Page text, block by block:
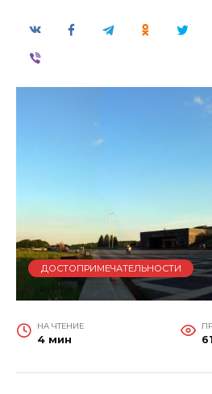
ДОСТОПРИМЕЧАТЕЛЬНОСТИ
НА ЧТЕНИЕ
4 мин